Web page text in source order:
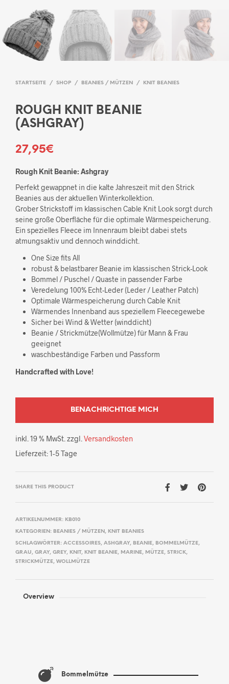
STARTSEITE / SHOP / BEANIES / MÜTZEN / KNIT BEANIES
ROUGH KNIT BEANIE
(ASHGRAY)
27,95€
Rough Knit Beanie: Ashgray
Perfekt gewappnet in die kalte Jahreszeit mit den Strick
Beanies aus der aktuellen Winterkollektion.
Grober Strickstoff im klassischen Cable Knit Look sorgt durch
seine große Oberfläche für die optimale Wärmespeicherung.
Ein spezielles Fleece im Innenraum bleibt dabei stets
atmungsaktiv und dennoch winddicht.
One Size fits All
robust & belastbarer Beanie im klassischen Strick-Look
Bommel / Puschel / Quaste in passender Farbe
Veredelung 100% Echt-Leder (Leder / Leather Patch)
Optimale Wärmespeicherung durch Cable Knit
Wärmendes Innenband aus speziellem Fleecegewebe
Sicher bei Wind & Wetter (winddicht)
Beanie / Strickmütze(Wollmütze) für Mann & Frau
geeignet
waschbeständige Farben und Passform
Handcrafted with Love!
inkl. 19 % MwSt. zzgl. Versandkosten
Lieferzeit:1-5 Tage
SHARE THIS PRODUCT
ARTIKELNUMMER: KB010
KATEGORIEN: BEANIES / MÜTZEN , KNIT BEANIES
SCHLAGWÖRTER: ACCESSOIRES, ASHGRAY, BEANIE, BOMMELMÜTZE,
GRAU, GRAY, GREY, KNIT, KNIT BEANIE, MARINE, MÜTZE, STRICK,
STRICKMÜTZE, WOLLMÜTZE
Overview
Bommelmütze